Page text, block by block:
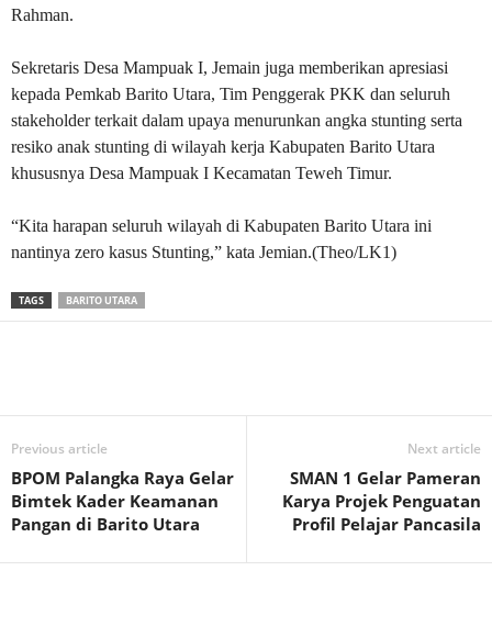
Rahman.
Sekretaris Desa Mampuak I, Jemain juga memberikan apresiasi
kepada Pemkab Barito Utara, Tim Penggerak PKK dan seluruh
stakeholder terkait dalam upaya menurunkan angka stunting serta
resiko anak stunting di wilayah kerja Kabupaten Barito Utara
khususnya Desa Mampuak I Kecamatan Teweh Timur.
“Kita harapan seluruh wilayah di Kabupaten Barito Utara ini
nantinya zero kasus Stunting,” kata Jemian.(Theo/LK1)
TAGS BARITO UTARA
Previous article
BPOM Palangka Raya Gelar
Bimtek Kader Keamanan
Pangan di Barito Utara
Next article
SMAN 1 Gelar Pameran
Karya Projek Penguatan
Profil Pelajar Pancasila